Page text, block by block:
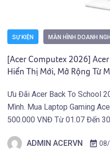
SỰ KIỆN MÀN HÌNH DOANH
[Acer Computex 2026]
Hiển Thị Mới, Mở Rộng Từ
Ưu Đãi Acer Back To School
Mình. Mua Laptop Gaming
500.000 VNĐ Từ 01.07 Đến
danh mục thiết bị hiển thị mới
ADMIN ACERVN